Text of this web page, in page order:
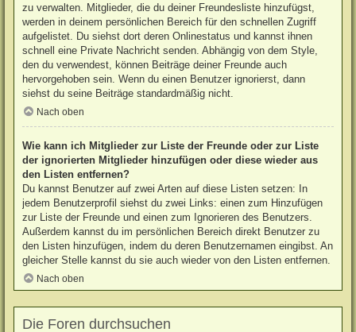
zu verwalten. Mitglieder, die du deiner Freundesliste hinzufügst,
werden in deinem persönlichen Bereich für den schnellen Zugriff
aufgelistet. Du siehst dort deren Onlinestatus und kannst ihnen
schnell eine Private Nachricht senden. Abhängig von dem Style,
den du verwendest, können Beiträge deiner Freunde auch
hervorgehoben sein. Wenn du einen Benutzer ignorierst, dann
siehst du seine Beiträge standardmäßig nicht.
Nach oben
Wie kann ich Mitglieder zur Liste der Freunde oder zur Liste
der ignorierten Mitglieder hinzufügen oder diese wieder aus
den Listen entfernen?
Du kannst Benutzer auf zwei Arten auf diese Listen setzen: In
jedem Benutzerprofil siehst du zwei Links: einen zum Hinzufügen
zur Liste der Freunde und einen zum Ignorieren des Benutzers.
Außerdem kannst du im persönlichen Bereich direkt Benutzer zu
den Listen hinzufügen, indem du deren Benutzernamen eingibst. An
gleicher Stelle kannst du sie auch wieder von den Listen entfernen.
Nach oben
Die Foren durchsuchen